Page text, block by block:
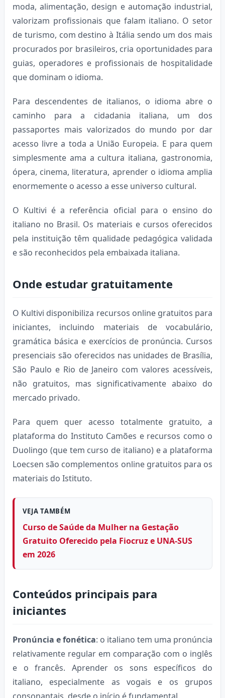
moda, alimentação, design e automação industrial,
valorizam profissionais que falam italiano. O setor
de turismo, com destino à Itália sendo um dos mais
procurados por brasileiros, cria oportunidades para
guias, operadores e profissionais de hospitalidade
que dominam o idioma.
Para descendentes de italianos, o idioma abre o
caminho para a cidadania italiana, um dos
passaportes mais valorizados do mundo por dar
acesso livre a toda a União Europeia. E para quem
simplesmente ama a cultura italiana, gastronomia,
ópera, cinema, literatura, aprender o idioma amplia
enormemente o acesso a esse universo cultural.
O Kultivi é a referência oficial para o ensino do
italiano no Brasil. Os materiais e cursos oferecidos
pela instituição têm qualidade pedagógica validada
e são reconhecidos pela embaixada italiana.
Onde estudar gratuitamente
O Kultivi disponibiliza recursos online gratuitos para
iniciantes, incluindo materiais de vocabulário,
gramática básica e exercícios de pronúncia. Cursos
presenciais são oferecidos nas unidades de Brasília,
São Paulo e Rio de Janeiro com valores acessíveis,
não gratuitos, mas significativamente abaixo do
mercado privado.
Para quem quer acesso totalmente gratuito, a
plataforma do Instituto Camões e recursos como o
Duolingo (que tem curso de italiano) e a plataforma
Loecsen são complementos online gratuitos para os
materiais do Istituto.
VEJA TAMBÉM
Curso de Saúde da Mulher na Gestação
Gratuito Oferecido pela Fiocruz e UNA-SUS
em 2026
Conteúdos principais para
iniciantes
Pronúncia e fonética: o italiano tem uma pronúncia
relativamente regular em comparação com o inglês
e o francês. Aprender os sons específicos do
italiano, especialmente as vogais e os grupos
consonantais, desde o início é fundamental.